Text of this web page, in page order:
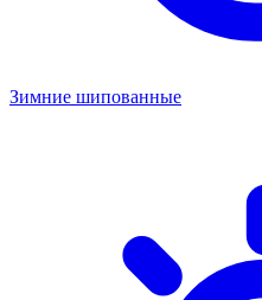
Зимние шипованные